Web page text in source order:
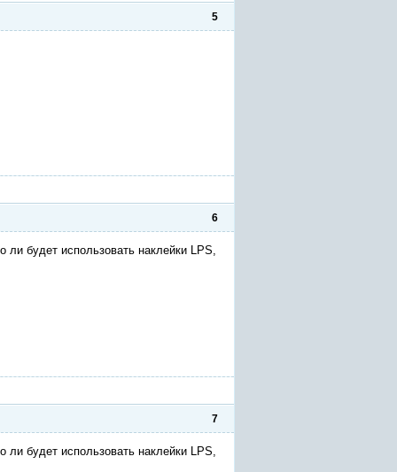
5
6
будет использовать наклейки LPS,
7
будет использовать наклейки LPS,